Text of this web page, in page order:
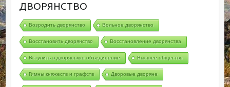
ДВОРЯНСТВО
Возродить дворянство Вольное дворянство
Восстановить дворянство Восстановление дворянства
Вступить в дворянское объединение Высшее общество
Гимны княжеств и графств Дворовые дворяне